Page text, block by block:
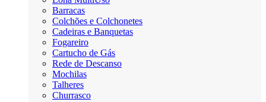
Barracas
Colchões e Colchonetes
Cadeiras e Banquetas
Fogareiro
Cartucho de Gás
Rede de Descanso
Mochilas
Talheres
Churrasco